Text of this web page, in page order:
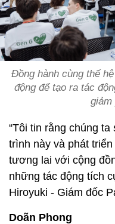
Đồng hành cùng thế
động để tạo ra tác
giảm
“Tôi tin rằng chúng
trình này và phát
tương lai với cộng
những tác động tích
Hiroyuki - Giám đốc
Doãn Phong